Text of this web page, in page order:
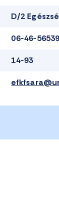
D/2
06-46-
14-93